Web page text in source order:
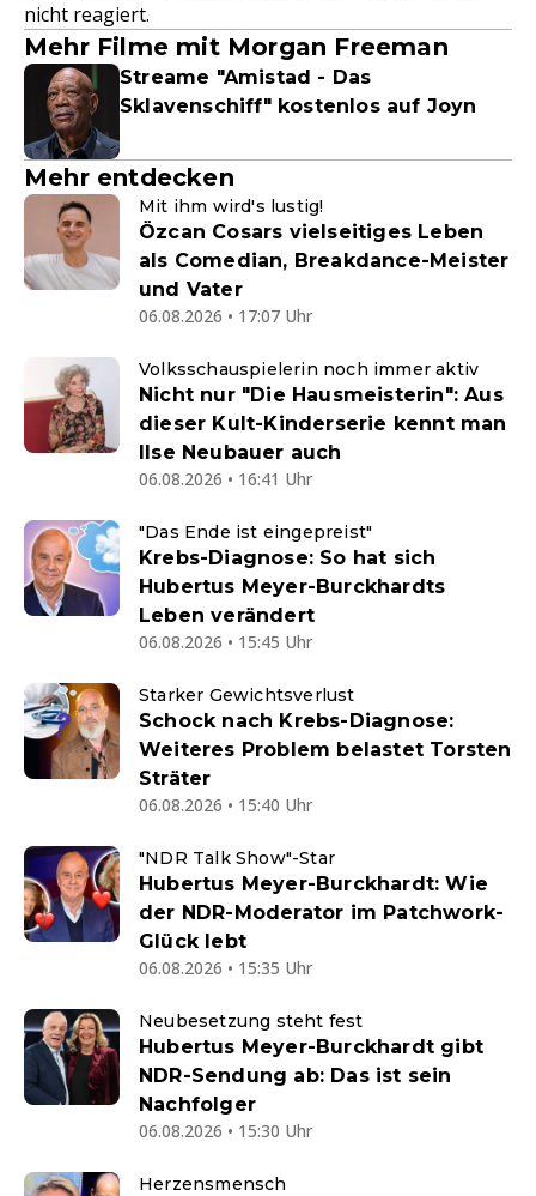
nicht reagiert.
Mehr Filme mit Morgan Freeman
Streame "Amistad - Das
Sklavenschiff" kostenlos auf Joyn
Mehr entdecken
Mit ihm wird's lustig!
Özcan Cosars vielseitiges Leben
als Comedian, Breakdance-Meister
und Vater
06.08.2026 • 17:07 Uhr
Volksschauspielerin noch immer aktiv
Nicht nur "Die Hausmeisterin": Aus
dieser Kult-Kinderserie kennt man
Ilse Neubauer auch
06.08.2026 • 16:41 Uhr
"Das Ende ist eingepreist"
Krebs-Diagnose: So hat sich
Hubertus Meyer-Burckhardts
Leben verändert
06.08.2026 • 15:45 Uhr
Starker Gewichtsverlust
Schock nach Krebs-Diagnose:
Weiteres Problem belastet Torsten
Sträter
06.08.2026 • 15:40 Uhr
"NDR Talk Show"-Star
Hubertus Meyer-Burckhardt: Wie
der NDR-Moderator im Patchwork-
Glück lebt
06.08.2026 • 15:35 Uhr
Neubesetzung steht fest
Hubertus Meyer-Burckhardt gibt
NDR-Sendung ab: Das ist sein
Nachfolger
06.08.2026 • 15:30 Uhr
Herzensmensch